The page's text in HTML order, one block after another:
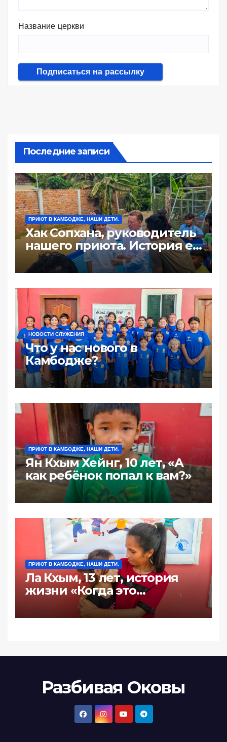
Название церкви
Последние записи
ПРИЮТ В КАМБОДЖЕ, НАШИ ДЕТИ.
Хак Сопхана, руководитель
нашего приюта. История её
жизни: «100 долл за ночь
или почему жизнь такая
НОВОСТИ СЛУЖЕНИЯ
Что у нас нового в
Камбодже?
ПРИЮТ В КАМБОДЖЕ, НАШИ ДЕТИ.
Ян Кхым Хейнг, 10 лет, «А
как ребёнок попал к вам?»
ПРИЮТ В КАМБОДЖЕ, НАШИ ДЕТИ.
Ла Кхым, 13 лет, история
жизни «Когда это
произошло последний
раз?»
Разбивая Оковы